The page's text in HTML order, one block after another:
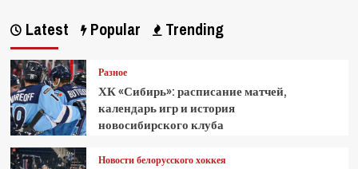
Latest Popular Trending
Разное
ХК «Сибирь»: расписание матчей,
календарь игр и история
новосибирского клуба
Новости белорусского хоккея